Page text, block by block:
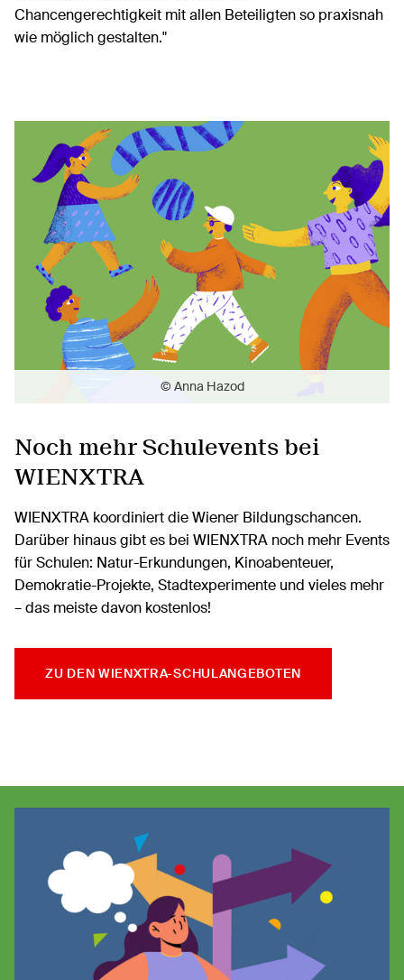
Chancengerechtigkeit mit allen Beteiligten so praxisnah
wie möglich gestalten."
Noch mehr Schulevents bei
WIENXTRA
WIENXTRA koordiniert die Wiener Bildungschancen.
Darüber hinaus gibt es bei WIENXTRA noch mehr Events
für Schulen: Natur-Erkundungen, Kinoabenteuer,
Demokratie-Projekte, Stadtexperimente und vieles mehr
– das meiste davon kostenlos!
ZU DEN WIENXTRA-SCHULANGEBOTEN
© Anna Hazod